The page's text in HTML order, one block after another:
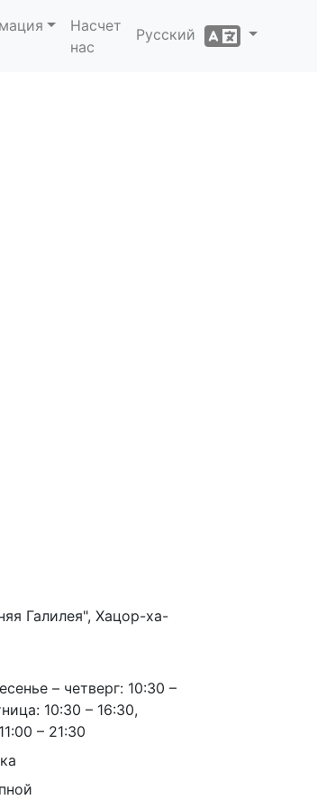
Насчет
нас
Русский
Галилея", Хацор-ха-
– четверг: 10:30 –
10:30 – 16:30,
– 21:30